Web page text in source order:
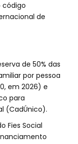
código
de
de 50% das
por pessoa
em 2026) e
para
(CadÚnico).
Fies Social